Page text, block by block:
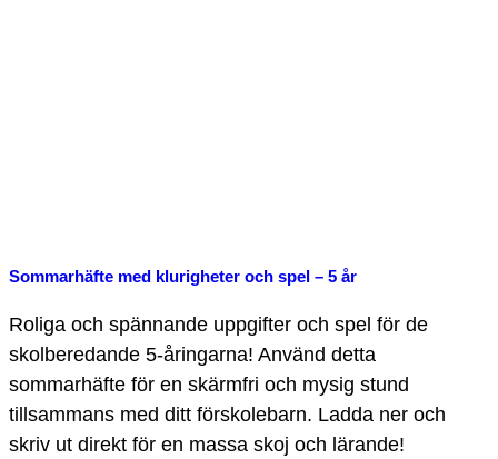
Sommarhäfte med klurigheter och spel – 5 år
Roliga och spännande uppgifter och spel för de
skolberedande 5-åringarna! Använd detta
sommarhäfte för en skärmfri och mysig stund
tillsammans med ditt förskolebarn. Ladda ner och
skriv ut direkt för en massa skoj och lärande!